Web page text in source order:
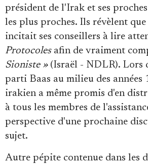
président de l'Irak et ses
les plus proches. Ils révèlent
incitait ses conseillers à lire
Protocolesafin de vraiment
Sioniste »(Israël - NDLR). Lors
parti Baas au milieu des années
irakien a même promis d'en
à tous les membres de
perspective d'une prochaine
sujet.
Autre pépite contenue dans les